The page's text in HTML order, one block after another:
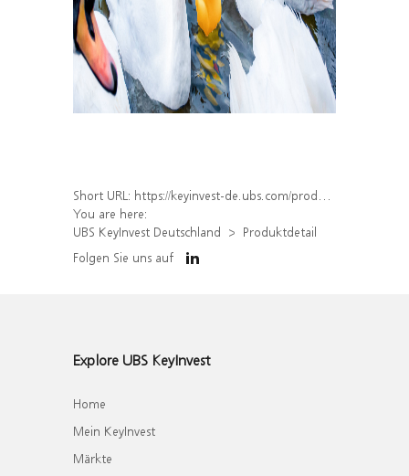
Short URL: https://keyinvest-de.ubs.com/produkt/detail/index/isin/DE000WA764Q0
You are here:
UBS KeyInvest Deutschland
Produktdetail
Folgen Sie uns auf
Explore UBS KeyInvest
Home
Mein KeyInvest
Märkte